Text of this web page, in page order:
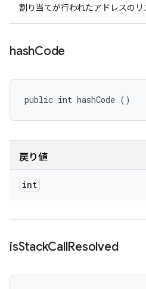
割り当てが行われたアドレスのリ
hashCode
public int hashCode ()
戻り値
int
isStackCallResolved